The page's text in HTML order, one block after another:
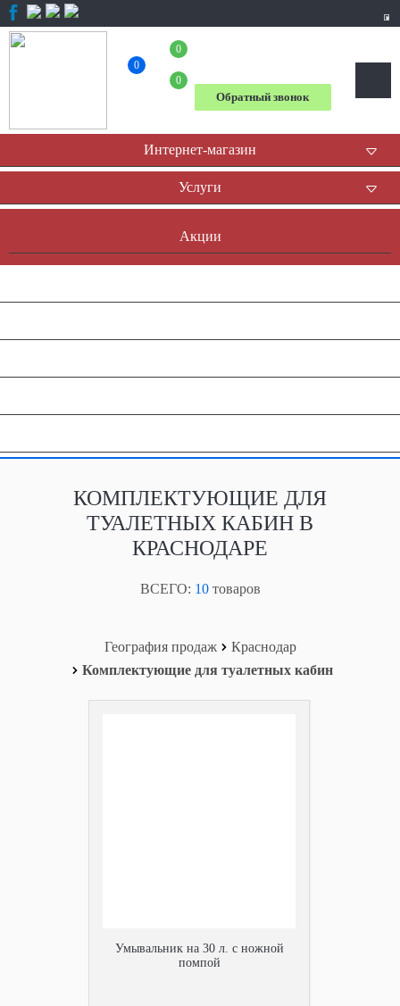
0
0
0
Обратный звонок
Интернет-магазин
Услуги
Акции
КОМПЛЕКТУЮЩИЕ ДЛЯ
ТУАЛЕТНЫХ КАБИН В
КРАСНОДАРЕ
ВСЕГО: 10товаров
География продаж
Краснодар
Комплектующие для туалетных кабин
Умывальник на 30 л. с ножной
помпой